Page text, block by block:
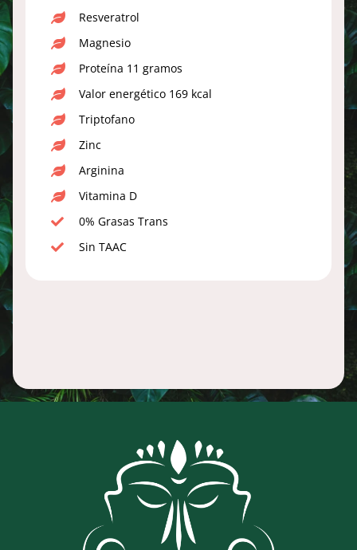
Resveratrol
Magnesio
Proteína 11 gramos
Valor energético 169 kcal
Triptofano
Zinc
Arginina
Vitamina D
0% Grasas Trans
Sin TAAC